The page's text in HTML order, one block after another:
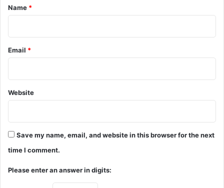
*
Name *
Email *
Website
Save my name, email, and website in this browser for the next
time I comment.
Please enter an answer in digits: